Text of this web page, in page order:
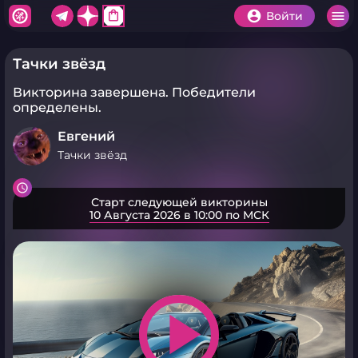
shopping_bag Войти
Тачки звёзд
Викторина завершена. Победители
определены.
Евгений
Тачки звёзд
Старт следующей викторины
10 Августа 2026 в 10:00 по МСК
play_arrow